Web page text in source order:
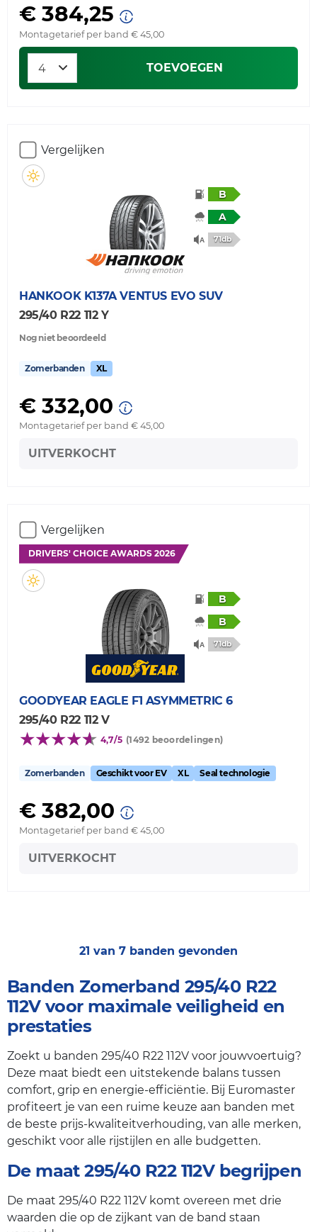
€ 384,25
Montagetarief per band € 45,00
TOEVOEGEN
Vergelijken
B
A
71db
HANKOOK K137A VENTUS EVO SUV
295/40 R22 112 Y
Nog niet beoordeeld
Zomerbanden XL
€ 332,00
Montagetarief per band € 45,00
UITVERKOCHT
Vergelijken
DRIVERS' CHOICE AWARDS 2026
B
B
71db
GOODYEAR EAGLE F1 ASYMMETRIC 6
295/40 R22 112 V
4,7/5 (1492 beoordelingen)
Zomerbanden Geschikt voor EV XL Seal technologie
€ 382,00
Montagetarief per band € 45,00
UITVERKOCHT
21 van 7 banden gevonden
Banden Zomerband 295/40 R22
112V voor maximale veiligheid en
prestaties
Zoekt u banden 295/40 R22 112V voor jouwvoertuig?
Deze maat biedt een uitstekende balans tussen
comfort, grip en energie-efficiëntie. Bij Euromaster
profiteert je van een ruime keuze aan banden met
de beste prijs-kwaliteitverhouding, van alle merken,
geschikt voor alle rijstijlen en alle budgetten.
De maat 295/40 R22 112V begrijpen
De maat 295/40 R22 112V komt overeen met drie
waarden die op de zijkant van de band staan